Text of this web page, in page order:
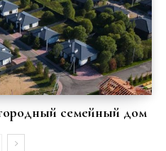
семейный дом